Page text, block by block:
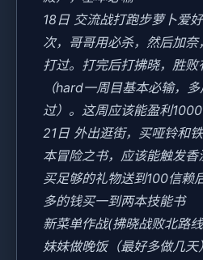
18日 交流战打跑步萝卜爱
次，哥哥用必杀，然后加
打过。打完后打拂晓，胜
（hard一周目基本必输，
过）。这周应该能盈利
21日 外出逛街，买哑铃和
本冒险之书，应该能触发香
买足够的礼物送到100信赖
多的钱买一到两本技能书
新菜单作战(拂晓战败北路
妹妹做晚饭（最好多做几天